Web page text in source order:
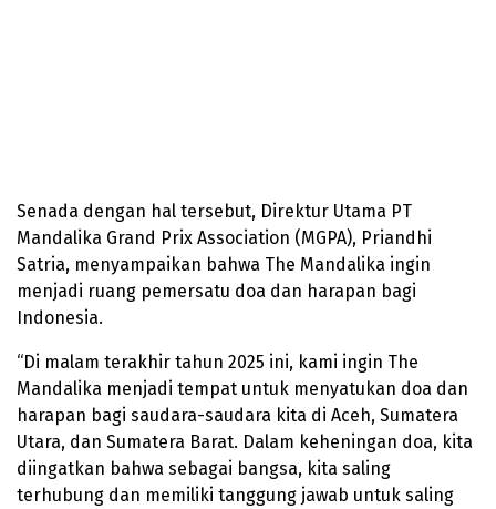
Senada dengan hal tersebut, Direktur Utama PT
Mandalika Grand Prix Association (MGPA), Priandhi
Satria, menyampaikan bahwa The Mandalika ingin
menjadi ruang pemersatu doa dan harapan bagi
Indonesia.
“Di malam terakhir tahun 2025 ini, kami ingin The
Mandalika menjadi tempat untuk menyatukan doa dan
harapan bagi saudara-saudara kita di Aceh, Sumatera
Utara, dan Sumatera Barat. Dalam keheningan doa, kita
diingatkan bahwa sebagai bangsa, kita saling
terhubung dan memiliki tanggung jawab untuk saling